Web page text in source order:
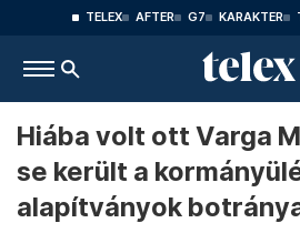
TELEX AFTER G7 KARAKTER
Hiába volt ott Varga
se került a
alapítványok